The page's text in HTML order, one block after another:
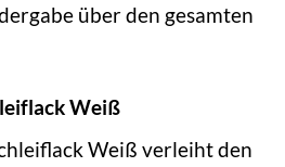
über den gesamten
Weiß
Weiß verleiht den